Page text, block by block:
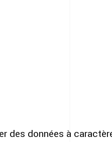
des données à